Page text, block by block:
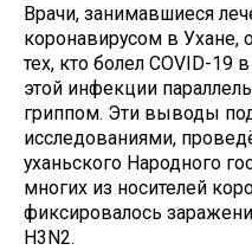
Врачи, занимавшиеся
коронавирусом в Ухане,
тех, кто болел COVID-
этой инфекции
гриппом. Эти выводы
исследованиями,
уханьского Народного
многих из носителей
фиксировалось
H3N2.